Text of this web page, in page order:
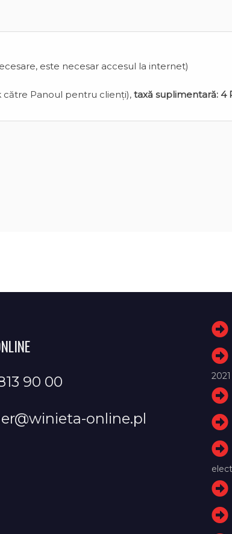
este necesar accesul la internet)
către Panoul pentru clienți),taxă suplimentară: 4
90 00
online.pl
2021